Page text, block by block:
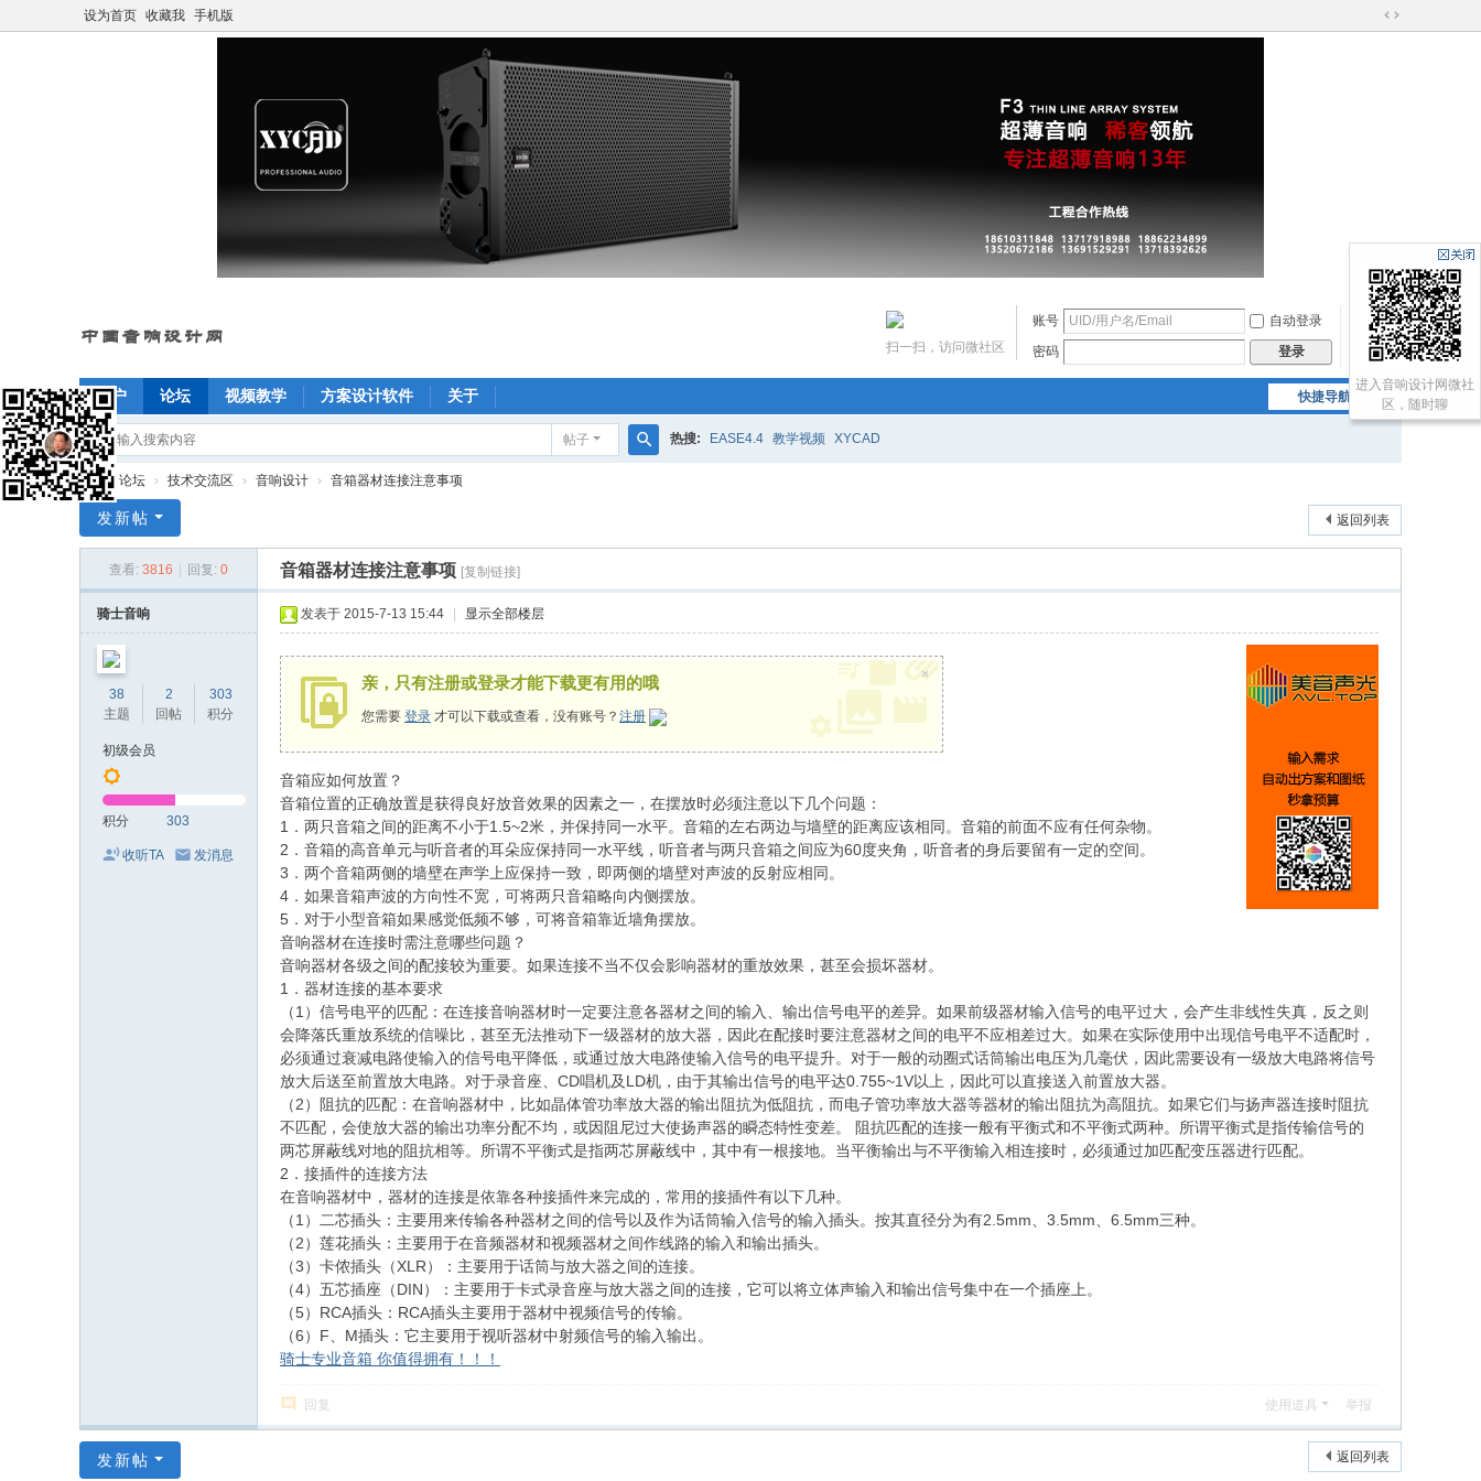
设为首页 收藏我 手机版
切
账号 自动登录
找回密码
密码
登录 注册
扫一扫，访问微社区
快捷导航
门户 论坛 视频教学 方案设计软件 关于
帖子 热搜: EASE4.4 教学视频 XYCAD
Y
» 论坛 › 技术交流区 › 音响设计 › 音箱器材连接注意事项
返回列表
发新帖
查看: 3816 回复: 0 音箱器材连接注意事项 [复制链接]
骑士音响
38
主题
2
回帖
303
积分
初级会员
积分 303
收听TA 发消息
发表于 2015-7-13 15:44 显示全部楼层
亲，只有注册或登录才能下载更有用的哦
您需要 登录 才可以下载或查看，没有账号？ 注册
×
音箱应如何放置？
音箱位置的正确放置是获得良好放音效果的因素之一，在摆放时必须注意以下几个问题：
1．两只音箱之间的距离不小于1.5~2米，并保持同一水平。音箱的左右两边与墙壁的距离应该相同。音箱的前面不应有任何杂物。
2．音箱的高音单元与听音者的耳朵应保持同一水平线，听音者与两只音箱之间应为60度夹角，听音者的身后要留有一定的空间。
3．两个音箱两侧的墙壁在声学上应保持一致，即两侧的墙壁对声波的反射应相同。
4．如果音箱声波的方向性不宽，可将两只音箱略向内侧摆放。
5．对于小型音箱如果感觉低频不够，可将音箱靠近墙角摆放。
音响器材在连接时需注意哪些问题？
音响器材各级之间的配接较为重要。如果连接不当不仅会影响器材的重放效果，甚至会损坏器材。
1．器材连接的基本要求
（1）信号电平的匹配：在连接音响器材时一定要注意各器材之间的输入、输出信号电平的差异。如果前级器材输入信号的电平过大，会产生非线性失真，反之则
会降落氏重放系统的信噪比，甚至无法推动下一级器材的放大器，因此在配接时要注意器材之间的电平不应相差过大。如果在实际使用中出现信号电平不适配时，
必须通过衰减电路使输入的信号电平降低，或通过放大电路使输入信号的电平提升。对于一般的动圈式话筒输出电压为几毫伏，因此需要设有一级放大电路将信号
放大后送至前置放大电路。对于录音座、CD唱机及LD机，由于其输出信号的电平达0.755~1V以上，因此可以直接送入前置放大器。
（2）阻抗的匹配：在音响器材中，比如晶体管功率放大器的输出阻抗为低阻抗，而电子管功率放大器等器材的输出阻抗为高阻抗。如果它们与扬声器连接时阻抗
不匹配，会使放大器的输出功率分配不均，或因阻尼过大使扬声器的瞬态特性变差。 阻抗匹配的连接一般有平衡式和不平衡式两种。所谓平衡式是指传输信号的
两芯屏蔽线对地的阻抗相等。所谓不平衡式是指两芯屏蔽线中，其中有一根接地。当平衡输出与不平衡输入相连接时，必须通过加匹配变压器进行匹配。
2．接插件的连接方法
在音响器材中，器材的连接是依靠各种接插件来完成的，常用的接插件有以下几种。
（1）二芯插头：主要用来传输各种器材之间的信号以及作为话筒输入信号的输入插头。按其直径分为有2.5mm、3.5mm、6.5mm三种。
（2）莲花插头：主要用于在音频器材和视频器材之间作线路的输入和输出插头。
（3）卡侬插头（XLR）：主要用于话筒与放大器之间的连接。
（4）五芯插座（DIN）：主要用于卡式录音座与放大器之间的连接，它可以将立体声输入和输出信号集中在一个插座上。
（5）RCA插头：RCA插头主要用于器材中视频信号的传输。
（6）F、M插头：它主要用于视听器材中射频信号的输入输出。
骑士专业音箱 你值得拥有！！！
回复 使用道具 举报
返回列表
发新帖
进入音响设计网微社
区，随时聊